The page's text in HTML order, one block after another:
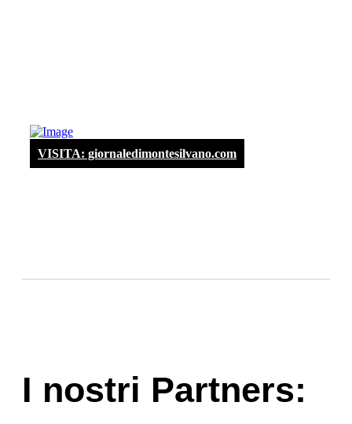
VISITA: giornaledimontesilvano.com
I nostri Partners: